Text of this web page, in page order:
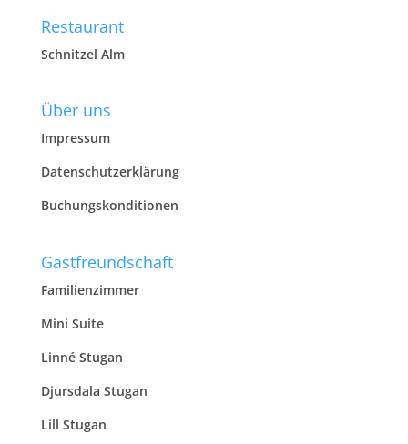
Restaurant
Schnitzel Alm
Über uns
Impressum
Datenschutzerklärung
Buchungskonditionen
Gastfreundschaft
Familienzimmer
Mini Suite
Linné Stugan
Djursdala Stugan
Lill Stugan